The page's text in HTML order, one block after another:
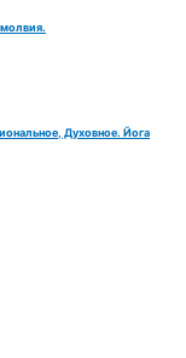
Духовное. Йога